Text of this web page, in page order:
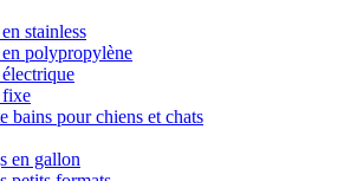
stainless
polypropylène
fixe
bains pour chiens et chats
en gallon